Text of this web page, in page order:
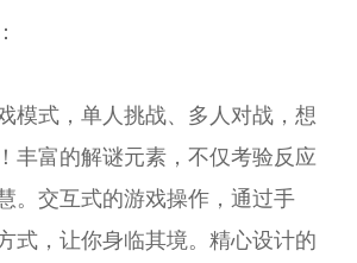
式，单人挑战、多人对战，想
丰富的解谜元素，不仅考验反应
。交互式的游戏操作，通过手
式，让你身临其境。精心设计的